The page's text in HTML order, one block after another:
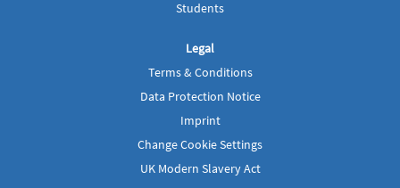
Students
Legal
Terms & Conditions
Data Protection Notice
Imprint
Change Cookie Settings
UK Modern Slavery Act